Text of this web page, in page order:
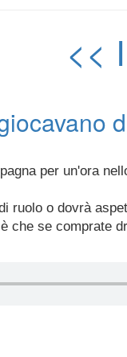
<<
per un'ora
ruolo o dovrà
che se comprate